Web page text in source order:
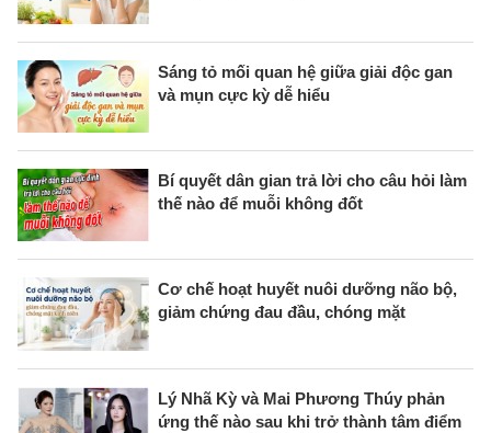
Sáng tỏ mối quan hệ giữa giải độc gan
và mụn cực kỳ dễ hiểu
Bí quyết dân gian trả lời cho câu hỏi làm
thế nào để muỗi không đốt
Cơ chế hoạt huyết nuôi dưỡng não bộ,
giảm chứng đau đầu, chóng mặt
Lý Nhã Kỳ và Mai Phương Thúy phản
ứng thế nào sau khi trở thành tâm điểm